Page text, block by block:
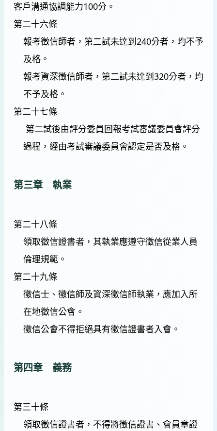
客戶溝通協調能力100分。
第二十六條
報考徵信師者，第二試未達到240分者，均不予
及格。
報考資深徵信師者，第二試未達到320分者，均
不予及格。
第二十七條
第二試後由評分委員回報考試審議委員會評分
過程，經由考試審議委員會認定是否及格。
第三章 執業
第二十八條
領取徵信證書者，其執業應遵守徵信從業人員
倫理規範。
第二十九條
徵信士、徵信師及資深徵信師執業，應加入所
在地徵信公會。
徵信公會不得拒絕具有徵信證書者入會。
第四章 義務
第三十條
領取徵信證書者，不得將徵信證書、會員章證